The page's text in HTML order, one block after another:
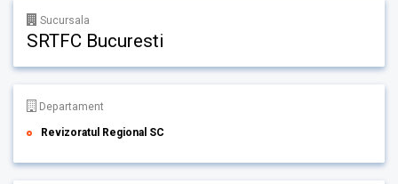
Sucursala
SRTFC Bucuresti
Departament
Revizoratul Regional SC